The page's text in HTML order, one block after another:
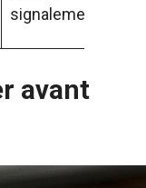
signalement
avant